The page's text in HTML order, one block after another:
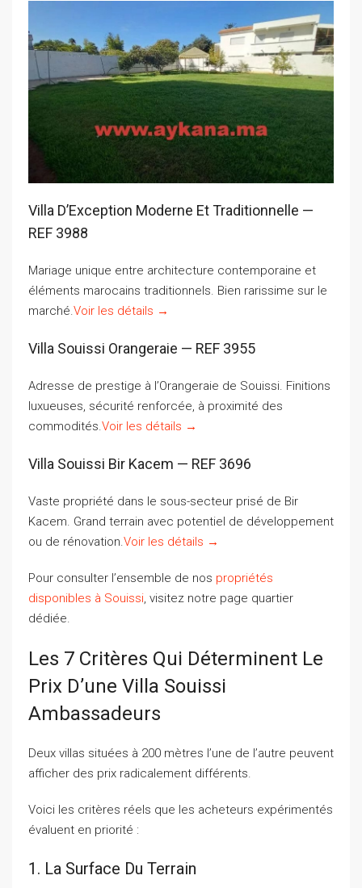
Villa D’Exception Moderne Et Traditionnelle —
REF 3988
Mariage unique entre architecture contemporaine et
éléments marocains traditionnels. Bien rarissime sur le
marché.Voir les détails →
Villa Souissi Orangeraie — REF 3955
Adresse de prestige à l’Orangeraie de Souissi. Finitions
luxueuses, sécurité renforcée, à proximité des
commodités.Voir les détails →
Villa Souissi Bir Kacem — REF 3696
Vaste propriété dans le sous-secteur prisé de Bir
Kacem. Grand terrain avec potentiel de développement
ou de rénovation.Voir les détails →
Pour consulter l’ensemble de nos propriétés
disponibles à Souissi, visitez notre page quartier
dédiée.
Les 7 Critères Qui Déterminent Le
Prix D’une Villa Souissi
Ambassadeurs
Deux villas situées à 200 mètres l’une de l’autre peuvent
afficher des prix radicalement différents.
Voici les critères réels que les acheteurs expérimentés
évaluent en priorité :
1. La Surface Du Terrain